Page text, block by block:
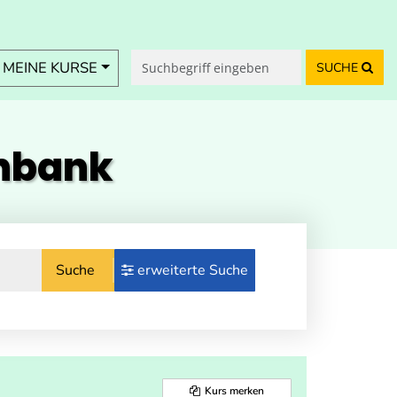
KURSE SUCHE
Suche erweiterte Suche
Kurs merken